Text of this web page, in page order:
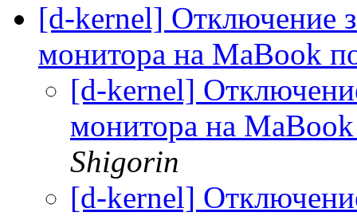
[d-kernel] Отключение
монитора на MaBook
[d-kernel]
монитора на
Shigorin
[d-kernel]